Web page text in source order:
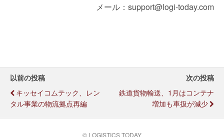
メール：support@logi-today.com
以前の投稿
キッセイコムテック、レン
タル事業の物流拠点再編
次の投稿
鉄道貨物輸送、1月はコンテナ
増加も車扱が減少
© LOGISTICS TODAY